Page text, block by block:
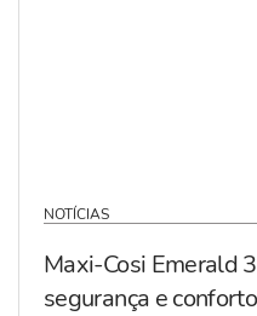
NOTÍCIAS
Maxi-Cosi Emerald
segurança e conforto